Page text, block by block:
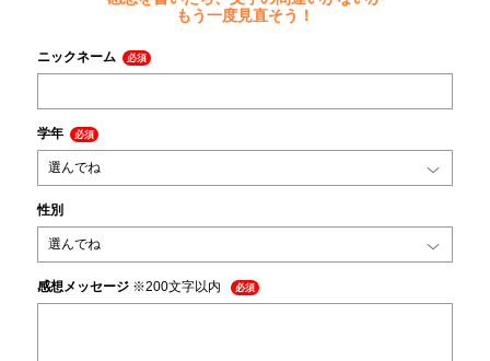
もう一度見直そう！
ニックネーム 必須
学年 必須
性別
感想メッセージ ※200文字以内 必須